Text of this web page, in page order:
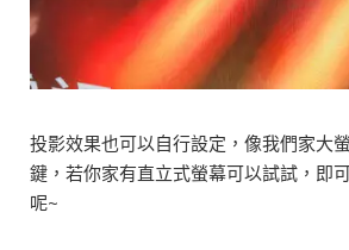
投影效果也可以自行設定，像我們家大
鍵，若你家有直立式螢幕可以試試，即
呢~